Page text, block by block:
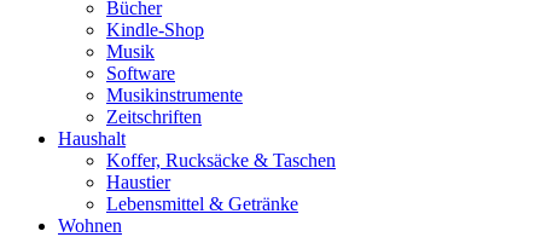
Bücher
Kindle-Shop
Musik
Software
Musikinstrumente
Zeitschriften
Haushalt
Koffer, Rucksäcke & Taschen
Haustier
Lebensmittel & Getränke
Wohnen